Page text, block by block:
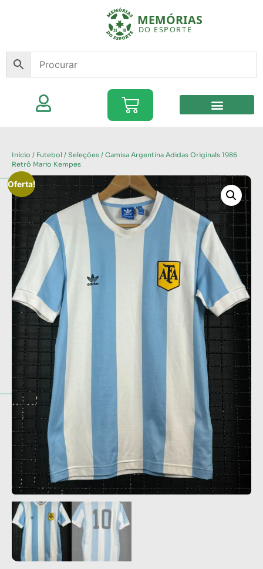
Início / Futebol / Seleções / Camisa Argentina Adidas Originals 1986
Retrô Mario Kempes
Oferta!